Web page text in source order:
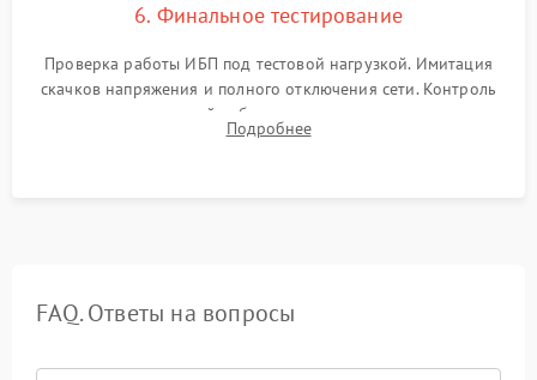
6. Финальное тестирование
Проверка работы ИБП под тестовой нагрузкой. Имитация
скачков напряжения и полного отключения сети. Контроль
времени автономной работы, температурного режима и
корректности формы выходного сигнала.
Подробнее
FAQ. Ответы на вопросы